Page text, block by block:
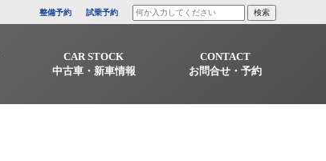
整備予約 試乗予約
CAR STOCK
中古車・新車情報
CONTACT
お問合せ・予約